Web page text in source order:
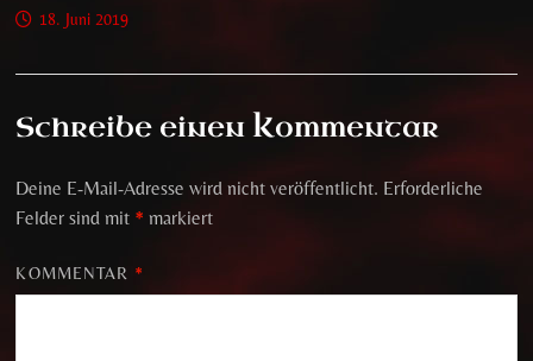
18. Juni 2019
Schreibe einen Kommentar
Deine E-Mail-Adresse wird nicht veröffentlicht. Erforderliche
Felder sind mit * markiert
KOMMENTAR *